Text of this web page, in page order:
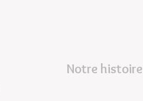
Notre histoire